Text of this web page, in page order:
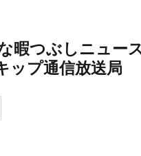
暇つぶしニュー
ップ通信放送局